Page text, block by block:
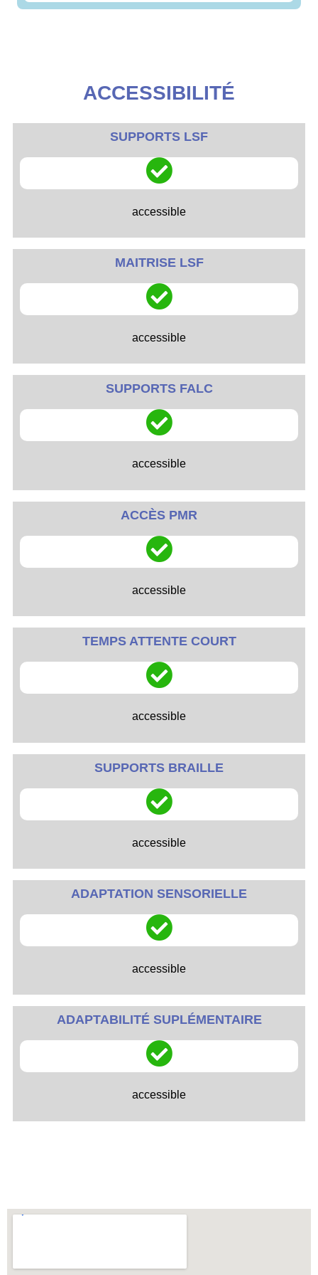
ACCESSIBILITÉ
SUPPORTS LSF
accessible
MAITRISE LSF
accessible
SUPPORTS FALC
accessible
ACCÈS PMR
accessible
TEMPS ATTENTE COURT
accessible
SUPPORTS BRAILLE
accessible
ADAPTATION SENSORIELLE
accessible
ADAPTABILITÉ SUPLÉMENTAIRE
accessible